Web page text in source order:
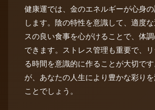
健康運では、金のエネルギーが心身
します。陰の特性を意識して、適度
スの良い食事を心がけることで、体
できます。ストレス管理も重要で、
る時間を意識的に作ることが大切で
が、あなたの人生により豊かな彩り
ことでしょう。